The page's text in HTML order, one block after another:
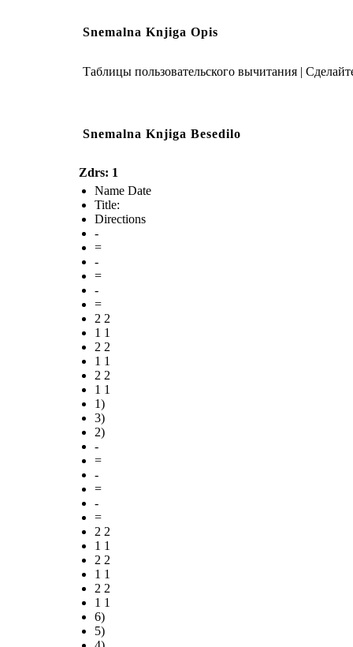
Snemalna Knjiga Opis
Таблицы пользовательского вычитания |
Snemalna Knjiga Besedilo
Zdrs: 1
Name Date
Title:
Directions
-
=
-
=
-
=
2 2
1 1
2 2
1 1
2 2
1 1
1)
3)
2)
-
=
-
=
-
=
2 2
1 1
2 2
1 1
2 2
1 1
6)
5)